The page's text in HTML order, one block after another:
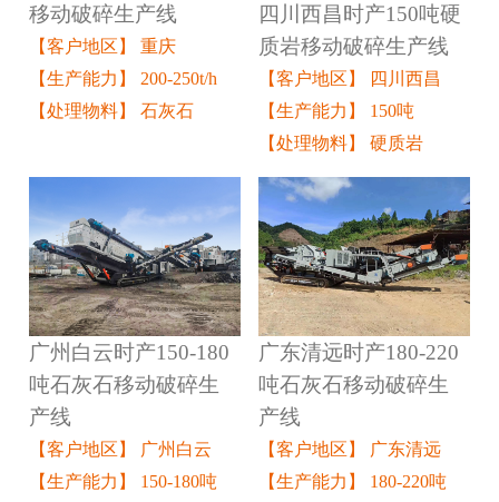
移动破碎生产线
【客户地区】 重庆
【生产能力】 200-250t/h
【处理物料】 石灰石
四川西昌时产150吨硬
质岩移动破碎生产线
【客户地区】 四川西昌
【生产能力】 150吨
【处理物料】 硬质岩
广州白云时产150-180
吨石灰石移动破碎生
产线
【客户地区】 广州白云
【生产能力】 150-180吨
广东清远时产180-220
吨石灰石移动破碎生
产线
【客户地区】 广东清远
【生产能力】 180-220吨